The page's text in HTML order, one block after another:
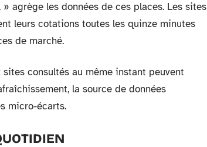
agrège les données de ces places. Les sites
leurs cotations toutes les quinze minutes
de marché.
consultés au même instant peuvent
la source de données
micro-écarts.